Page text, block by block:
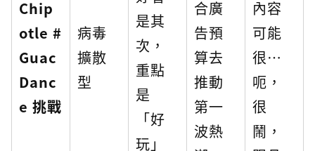
Chip
otle #
Guac
Danc
e 挑戰
病毒
擴散
型
是其
次，
重點
是
「好
玩」
合廣
告預
算去
推動
第一
波熱
內容
可能
很…
呃，
很
鬧，